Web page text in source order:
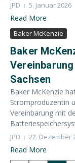
JPD 5. Januar 2026
Read More
Baker McKenzie
Baker
Sachsen
Baker McKenzie
Stromproduzentin
Vereinbarung mit
JPD 22. Dezember
Read More